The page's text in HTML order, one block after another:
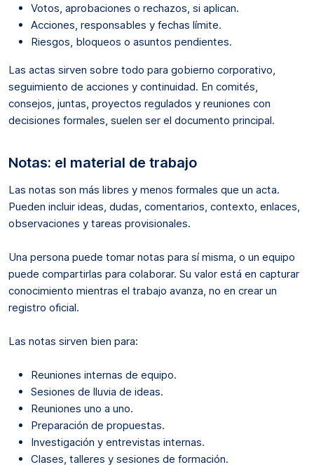
Votos, aprobaciones o rechazos, si aplican.
Acciones, responsables y fechas límite.
Riesgos, bloqueos o asuntos pendientes.
Las actas sirven sobre todo para gobierno corporativo,
seguimiento de acciones y continuidad. En comités,
consejos, juntas, proyectos regulados y reuniones con
decisiones formales, suelen ser el documento principal.
Notas: el material de trabajo
Las notas son más libres y menos formales que un acta.
Pueden incluir ideas, dudas, comentarios, contexto, enlaces,
observaciones y tareas provisionales.
Una persona puede tomar notas para sí misma, o un equipo
puede compartirlas para colaborar. Su valor está en capturar
conocimiento mientras el trabajo avanza, no en crear un
registro oficial.
Las notas sirven bien para:
Reuniones internas de equipo.
Sesiones de lluvia de ideas.
Reuniones uno a uno.
Preparación de propuestas.
Investigación y entrevistas internas.
Clases, talleres y sesiones de formación.